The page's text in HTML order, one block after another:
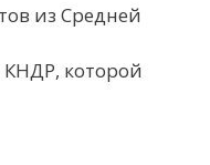
из Средней
которой